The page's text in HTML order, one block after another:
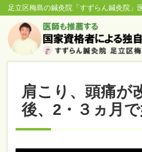
足立区梅島の鍼灸院「すずらん鍼灸院」
肩こり、頭痛が
後、2・３ヵ月